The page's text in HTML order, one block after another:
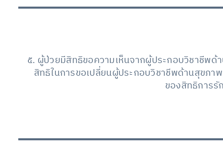
๕. ผู้ป่วยมีสิทธิขอความเห็นจากผู้ประกอบวิชาชีพ
สิทธิในการขอเปลี่ยนผู้ประกอบวิชาชีพด้านสุขภ
ของสิทธิการ